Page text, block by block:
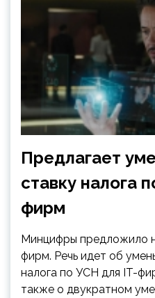
Предлагает
ставку налога
фирм
Минцифры предложило
фирм. Речь идет об
налога по УСН для IT-
также о двукратном